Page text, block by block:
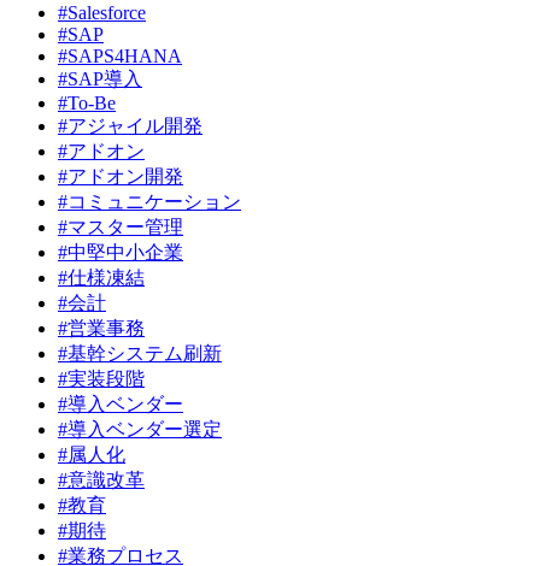
#Salesforce
#SAP
#SAPS4HANA
#SAP導入
#To-Be
#アジャイル開発
#アドオン
#アドオン開発
#コミュニケーション
#マスター管理
#中堅中小企業
#仕様凍結
#会計
#営業事務
#基幹システム刷新
#実装段階
#導入ベンダー
#導入ベンダー選定
#属人化
#意識改革
#教育
#期待
#業務プロセス